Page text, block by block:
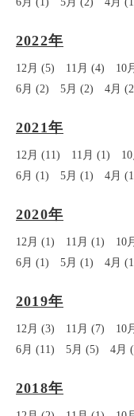
2022年
12月 (5) 11月 (4) 10
6月 (2)
5月 (2) 4月
2021年
12月 (11) 11月 (1)
6月 (1)
5月 (1) 4月
2020年
12月 (1) 11月 (1) 10
6月 (1)
5月 (1) 4月
2019年
12月 (3) 11月 (7) 10
6月 (11)
5月 (5) 4月
2018年